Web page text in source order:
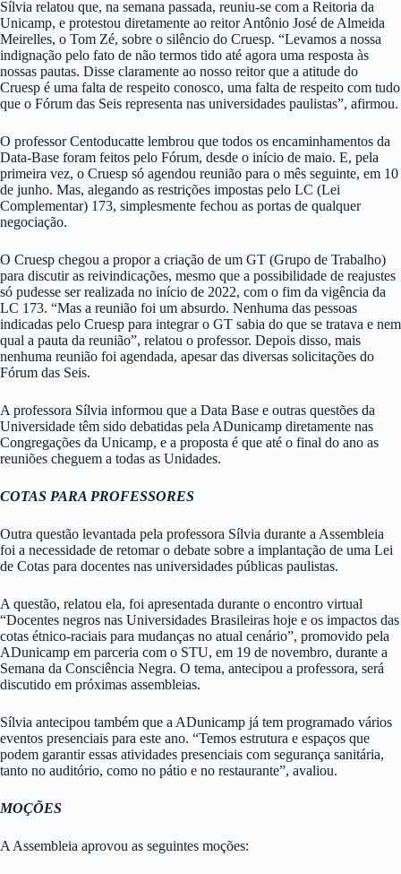
Sílvia relatou que, na semana passada, reuniu-se com a Reitoria da
Unicamp, e protestou diretamente ao reitor Antônio José de Almeida
Meirelles, o Tom Zé, sobre o silêncio do Cruesp. “Levamos a nossa
indignação pelo fato de não termos tido até agora uma resposta às
nossas pautas. Disse claramente ao nosso reitor que a atitude do
Cruesp é uma falta de respeito conosco, uma falta de respeito com tudo
que o Fórum das Seis representa nas universidades paulistas”, afirmou.
O professor Centoducatte lembrou que todos os encaminhamentos da
Data-Base foram feitos pelo Fórum, desde o início de maio. E, pela
primeira vez, o Cruesp só agendou reunião para o mês seguinte, em 10
de junho. Mas, alegando as restrições impostas pelo LC (Lei
Complementar) 173, simplesmente fechou as portas de qualquer
negociação.
O Cruesp chegou a propor a criação de um GT (Grupo de Trabalho)
para discutir as reivindicações, mesmo que a possibilidade de reajustes
só pudesse ser realizada no início de 2022, com o fim da vigência da
LC 173. “Mas a reunião foi um absurdo. Nenhuma das pessoas
indicadas pelo Cruesp para integrar o GT sabia do que se tratava e nem
qual a pauta da reunião”, relatou o professor. Depois disso, mais
nenhuma reunião foi agendada, apesar das diversas solicitações do
Fórum das Seis.
A professora Sílvia informou que a Data Base e outras questões da
Universidade têm sido debatidas pela ADunicamp diretamente nas
Congregações da Unicamp, e a proposta é que até o final do ano as
reuniões cheguem a todas as Unidades.
COTAS PARA PROFESSORES
Outra questão levantada pela professora Sílvia durante a Assembleia
foi a necessidade de retomar o debate sobre a implantação de uma Lei
de Cotas para docentes nas universidades públicas paulistas.
A questão, relatou ela, foi apresentada durante o encontro virtual
“Docentes negros nas Universidades Brasileiras hoje e os impactos das
cotas étnico-raciais para mudanças no atual cenário”, promovido pela
ADunicamp em parceria com o STU, em 19 de novembro, durante a
Semana da Consciência Negra. O tema, antecipou a professora, será
discutido em próximas assembleias.
Sílvia antecipou também que a ADunicamp já tem programado vários
eventos presenciais para este ano. “Temos estrutura e espaços que
podem garantir essas atividades presenciais com segurança sanitária,
tanto no auditório, como no pátio e no restaurante”, avaliou.
MOÇÕES
A Assembleia aprovou as seguintes moções: